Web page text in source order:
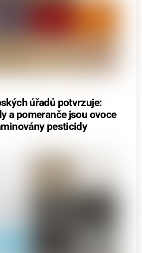
úřadů potvrzuje:
a pomeranče jsou ovoce
pesticidy